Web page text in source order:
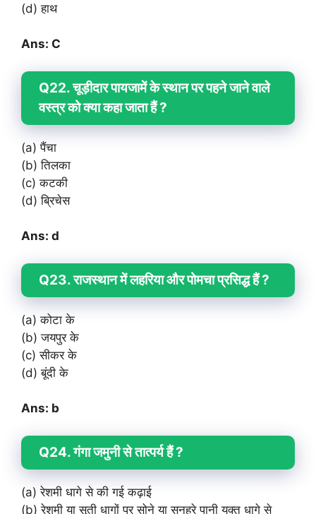
(d) हाथ
Ans: C
Q22. चूड़ीदार पायजामें के स्थान पर पहने जाने वाले
वस्त्र को क्या कहा जाता हैं ?
(a) पैंचा
(b) तिलका
(c) कटकी
(d) ब्रिचेस
Ans: d
Q23. राजस्थान में लहरिया और पोमचा प्रसिद्ध हैं ?
(a) कोटा के
(b) जयपुर के
(c) सीकर के
(d) बूंदी के
Ans: b
Q24. गंगा जमुनी से तात्पर्य हैं ?
(a) रेशमी धागे से की गई कढ़ाई
(b) रेशमी या सूती धागों पर सोने या सुनहरे पानी युक्त धागे से